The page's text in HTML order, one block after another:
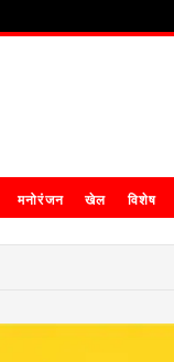
मनोरंजन खेल विशेष